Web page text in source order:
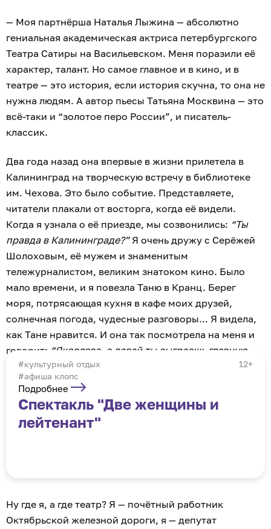
— Моя партнёрша Наталья Лыжина — абсолютно
гениальная академическая актриса петербургского
Театра Сатиры на Васильевском. Меня поразили её
характер, талант. Но самое главное и в кино, и в
театре — это история, если история скучна, то она не
нужна людям. А автор пьесы Татьяна Москвина — это
всё-таки и “золотое перо России”, и писатель-
классик.
Два года назад она впервые в жизни прилетела в
Калининград на творческую встречу в библиотеке
им. Чехова. Это было событие. Представляете,
читатели плакали от восторга, когда её видели.
Когда я узнала о её приезде, мы созвонились: “Ты
правда в Калининграде?”Я очень дружу с Серёжей
Шолоховым, её мужем и знаменитым
тележурналистом, великим знатоком кино. Было
мало времени, и я повезла Таню в Кранц. Берег
моря, потрясающая кухня в кафе моих друзей,
солнечная погода, чудесные разговоры... Я видела,
как Тане нравится. И она так посмотрела на меня и
говорит: “Яковлева, а давай ты сыграешь главную
роль в моей пьесе?”
12+
культурный отдых
#афиша клопс
Подробнее
Спектакль "Две женщины и
лейтенант"
Ну где я, а где театр? Я — почётный работник
Октябрьской железной дороги, я — депутат